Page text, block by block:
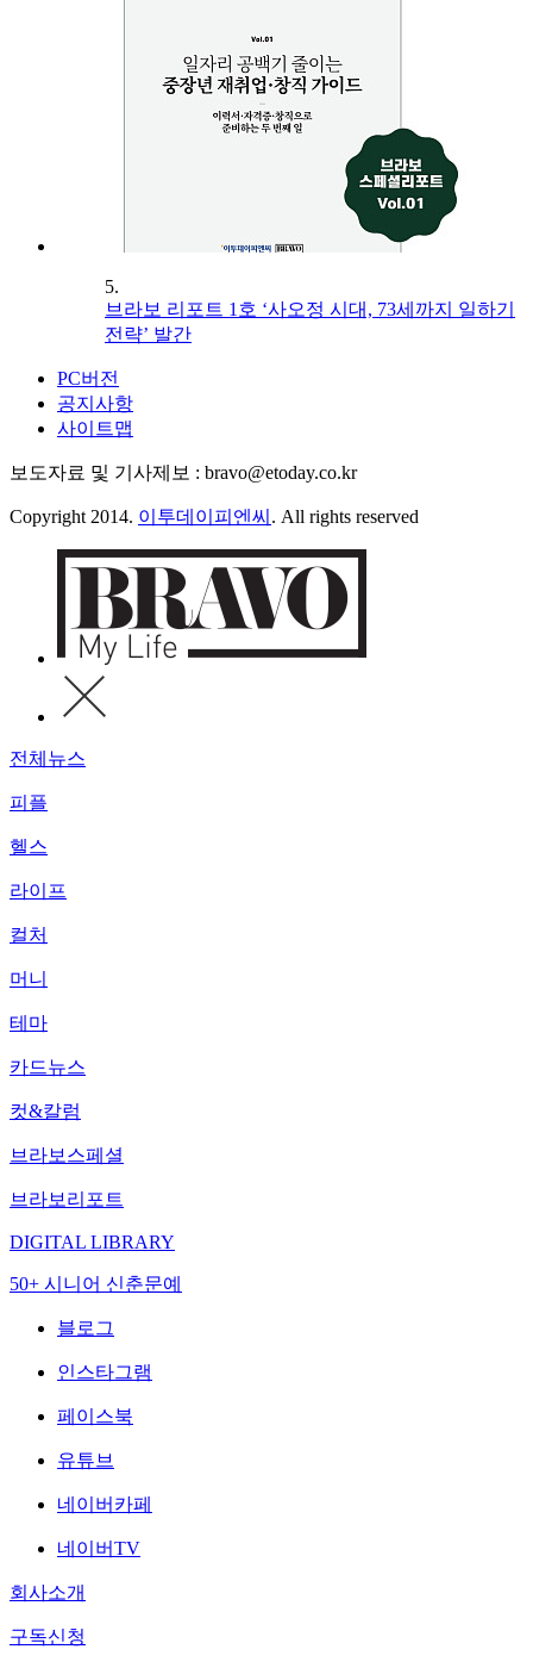
5.
브라보 리포트 1호 ‘사오정 시대, 73세까지 일하기
전략’ 발간
PC버전
공지사항
사이트맵
보도자료 및 기사제보 : bravo@etoday.co.kr
Copyright 2014. 이투데이피엔씨 . All rights reserved
전체뉴스
피플
헬스
라이프
컬처
머니
테마
카드뉴스
컷&칼럼
브라보스페셜
브라보리포트
DIGITAL LIBRARY
50+ 시니어 신춘문예
블로그
인스타그램
페이스북
유튜브
네이버카페
네이버TV
회사소개
구독신청